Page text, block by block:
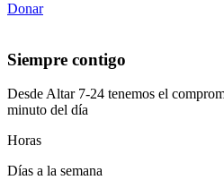
Donar
Siempre contigo
Desde Altar 7-24 tenemos el
minuto del día
Horas
Días a la semana